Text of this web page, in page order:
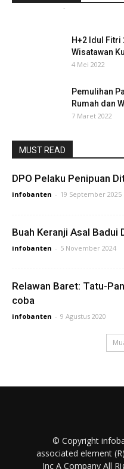
-
H+2 Idul Fitri
Wisatawan
4 Mei 2022
Pemulihan
Rumah dan
7 Maret 2022
MUST READ
DPO Pelaku Penipuan
infobanten - 19 September 2025
Buah Keranji Asal
infobanten - 5 November 2024
Relawan Baret: Tatu-
coba
infobanten - 9 Agustus 2020
© Copyright
associated element
Inc A Company All